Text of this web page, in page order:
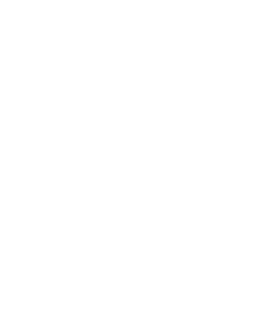
con diversas actividades
hacia las Mujeres
el 25 N llamando a una
la violencia